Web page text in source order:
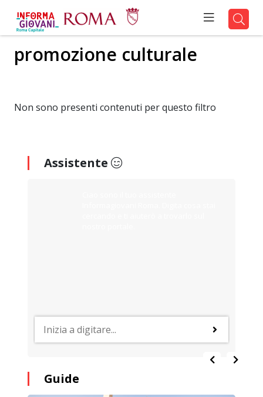
promozione culturale
Non sono presenti contenuti per questo filtro
Assistente
Guide